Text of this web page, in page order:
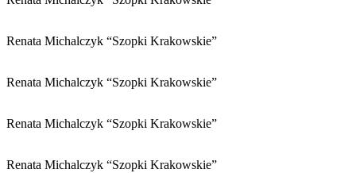
Renata Michalczyk “Szopki Krakowskie”
Renata Michalczyk “Szopki Krakowskie”
Renata Michalczyk “Szopki Krakowskie”
Renata Michalczyk “Szopki Krakowskie”